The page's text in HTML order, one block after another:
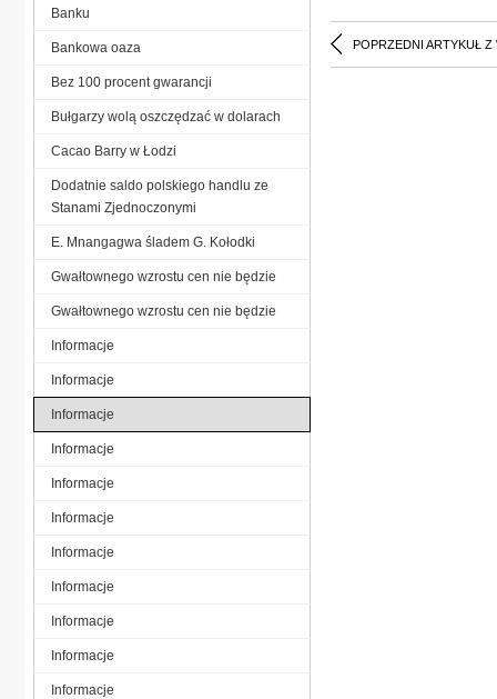
POPRZEDNI ARTYKUŁ Z
Banku
Bankowa oaza
Bez 100 procent gwarancji
Bułgarzy wolą oszczędzać w dolarach
Cacao Barry w Łodzi
Dodatnie saldo polskiego handlu ze
Stanami Zjednoczonymi
E. Mnangagwa śladem G. Kołodki
Gwałtownego wzrostu cen nie będzie
Gwałtownego wzrostu cen nie będzie
Informacje
Informacje
Informacje
Informacje
Informacje
Informacje
Informacje
Informacje
Informacje
Informacje
Informacje